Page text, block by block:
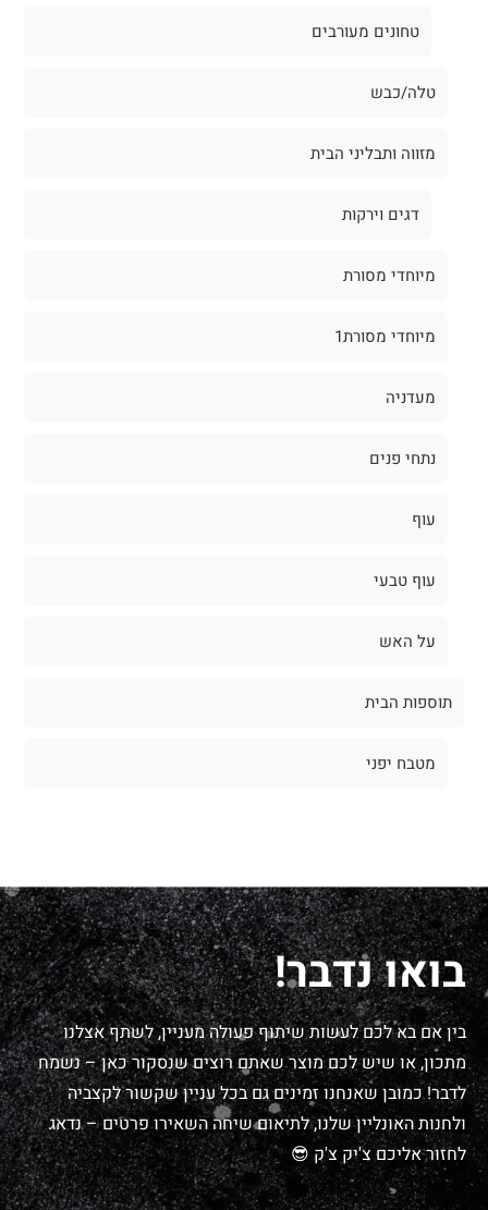
טחונים מעורבים
טלה/כבש
מזווה ותבליני הבית
דגים וירקות
מיוחדי מסורת
מיוחדי מסורת1
מעדניה
נתחי פנים
עוף
עוף טבעי
על האש
תוספות הבית
מטבח יפני
בואו נדבר!
בין אם בא לכם לעשות שיתוף פעולה מעניין, לשתף אצלנו
מתכון, או שיש לכם מוצר שאתם רוצים שנסקור כאן – נשמח
לדבר! כמובן שאנחנו זמינים גם בכל עניין שקשור לקצביה
ולחנות האונליין שלנו, לתיאום שיחה השאירו פרטים – נדאג
לחזור אליכם צ'יק צ'ק 😎